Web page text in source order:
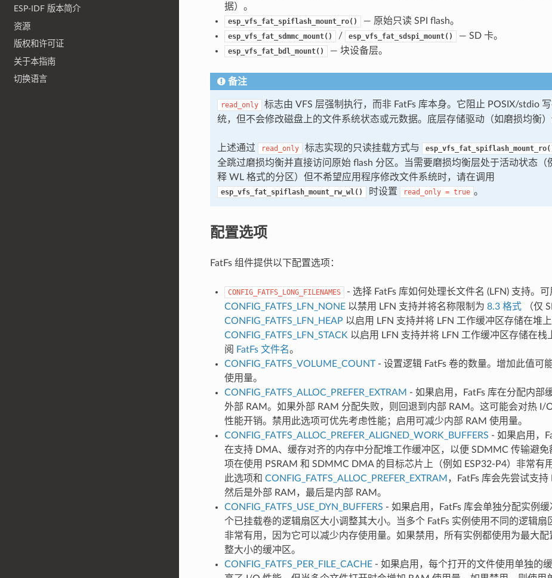
ESP-IDF 版本简介
资源
版权和许可证
关于本指南
切换语言
据）。
esp_vfs_fat_spiflash_mount_ro() — 原始只读 SPI flash。
esp_vfs_fat_sdmmc_mount() / esp_vfs_fat_sdspi_mount() — SD 卡。
esp_vfs_fat_bdl_mount() — 块设备层。
备注
read_only
标志由 VFS 层强制执行，而非 FatFs 库本身。它阻止 POSIX/stdio
统，但不会修改磁盘上的文件系统状态或元数据。底层存储驱动（如磨损均衡）
上述通过 read_only 标志实现的只读挂载方式与
全跳过磨损均衡并直接访问原始 flash 分区。当需要磨损均衡层处于活动状态（
释 WL 格式的分区）但不希望应用程序修改文件系统时，请在调用
esp_vfs_fat_spiflash_mount_rw_wl() 时设置 read_only = true 。
配置选项
FatFs 组件提供以下配置选项：
CONFIG_FATFS_LONG_FILENAMES
- 选择 FatFs 库如何处理长文件名 (LFN) 支持。
CONFIG_FATFS_LFN_NONE以禁用 LFN 支持并将名称限制为 8.3 格式（仅
CONFIG_FATFS_LFN_HEAP 以启用 LFN 支持并将 LFN 工作缓冲区存储在堆
CONFIG_FATFS_LFN_STACK 以启用 LFN 支持并将 LFN 工作缓冲区存储在栈
阅
FatFs 文件名。
CONFIG_FATFS_VOLUME_COUNT- 设置逻辑 FatFs 卷的数量。增加此值可
使用量。
CONFIG_FATFS_ALLOC_PREFER_EXTRAM - 如果启用，FatFs 库在分配内部
外部 RAM。如果外部 RAM 分配失败，则回退到内部 RAM。这可能会对热 I/
性能开销。禁用此选项可优先考虑性能；启用可减少内部 RAM 使用量。
CONFIG_FATFS_ALLOC_PREFER_ALIGNED_WORK_BUFFERS - 如果启用，
在支持 DMA、缓存对齐的内存中分配堆工作缓冲区，以便 SDMMC 传输避免
项在使用 PSRAM 和 SDMMC DMA 的目标芯片上（例如 ESP32-P4）非常有
此选项和 CONFIG_FATFS_ALLOC_PREFER_EXTRAM ，FatFs 库会先尝试支持
然后是外部 RAM，最后是内部 RAM。
CONFIG_FATFS_USE_DYN_BUFFERS - 如果启用，FatFs 库会单独分配实例
个已挂载卷的逻辑扇区大小调整其大小。当多个 FatFs 实例使用不同的逻辑扇
非常有用，因为它可以减少内存使用量。如果禁用，所有实例都使用为最大配
整大小的缓冲区。
CONFIG_FATFS_PER_FILE_CACHE- 如果启用，每个打开的文件使用单独的